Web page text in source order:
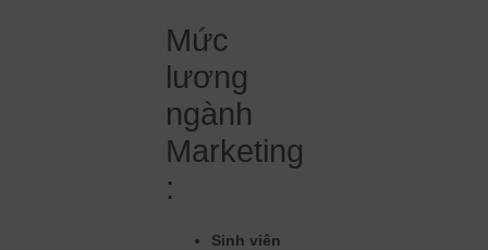
Mức
lương
ngành
Marketing
:
Sinh viên